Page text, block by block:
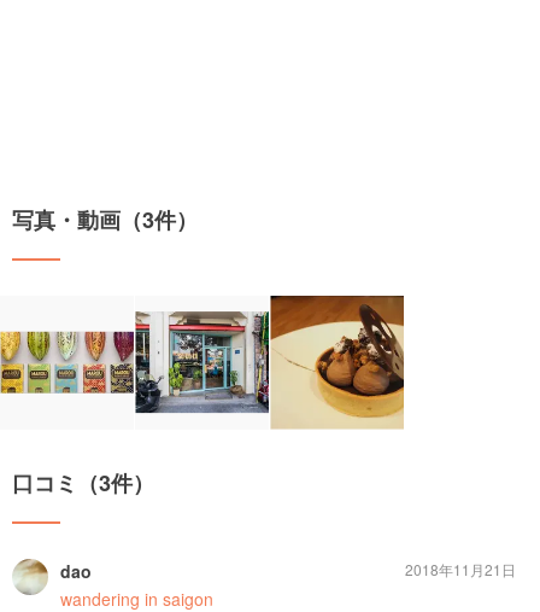
写真・動画（3件）
口コミ（3件）
dao
wandering in saigon
2018年11月21日